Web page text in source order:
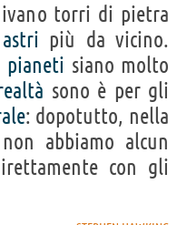
torri di pietra
astri più da vicino.
pianeti siano molto
sono è per gli
: dopotutto, nella
abbiamo alcun
con gli